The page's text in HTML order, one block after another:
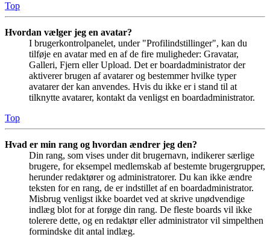
Top
Hvordan vælger jeg en avatar?
I brugerkontrolpanelet, under "Profilindstillinger", kan du
tilføje en avatar med en af de fire muligheder: Gravatar,
Galleri, Fjern eller Upload. Det er boardadministrator der
aktiverer brugen af avatarer og bestemmer hvilke typer
avatarer der kan anvendes. Hvis du ikke er i stand til at
tilknytte avatarer, kontakt da venligst en boardadministrator.
Top
Hvad er min rang og hvordan ændrer jeg den?
Din rang, som vises under dit brugernavn, indikerer særlige
brugere, for eksempel medlemskab af bestemte brugergrupper,
herunder redaktører og administratorer. Du kan ikke ændre
teksten for en rang, de er indstillet af en boardadministrator.
Misbrug venligst ikke boardet ved at skrive unødvendige
indlæg blot for at forøge din rang. De fleste boards vil ikke
tolerere dette, og en redaktør eller administrator vil simpelthen
formindske dit antal indlæg.